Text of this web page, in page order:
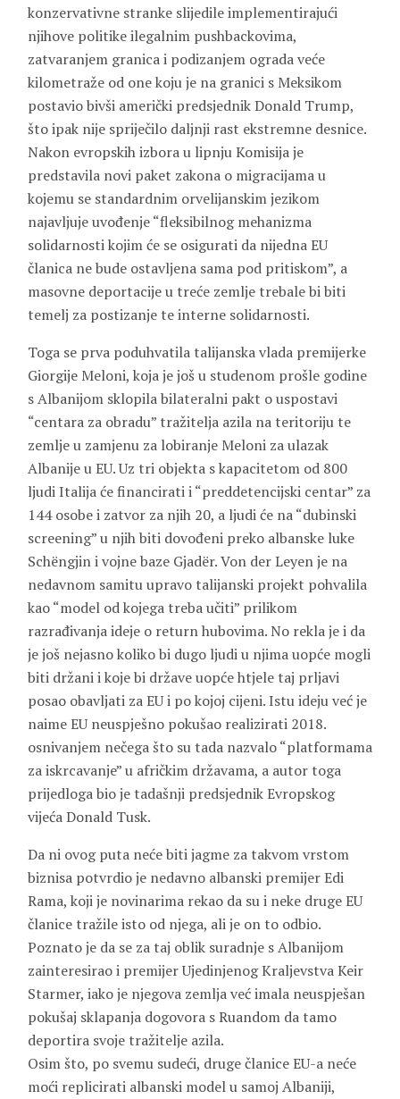
konzervativne stranke slijedile implementirajući
njihove politike ilegalnim pushbackovima,
zatvaranjem granica i podizanjem ograda veće
kilometraže od one koju je na granici s Meksikom
postavio bivši američki predsjednik Donald Trump,
što ipak nije spriječilo daljnji rast ekstremne desnice.
Nakon evropskih izbora u lipnju Komisija je
predstavila novi paket zakona o migracijama u
kojemu se standardnim orvelijanskim jezikom
najavljuje uvođenje “fleksibilnog mehanizma
solidarnosti kojim će se osigurati da nijedna EU
članica ne bude ostavljena sama pod pritiskom”, a
masovne deportacije u treće zemlje trebale bi biti
temelj za postizanje te interne solidarnosti.
Toga se prva poduhvatila talijanska vlada premijerke
Giorgije Meloni, koja je još u studenom prošle godine
s Albanijom sklopila bilateralni pakt o uspostavi
“centara za obradu” tražitelja azila na teritoriju te
zemlje u zamjenu za lobiranje Meloni za ulazak
Albanije u EU. Uz tri objekta s kapacitetom od 800
ljudi Italija će financirati i “preddetencijski centar” za
144 osobe i zatvor za njih 20, a ljudi će na “dubinski
screening” u njih biti dovođeni preko albanske luke
Schëngjin i vojne baze Gjadër. Von der Leyen je na
nedavnom samitu upravo talijanski projekt pohvalila
kao “model od kojega treba učiti” prilikom
razrađivanja ideje o return hubovima. No rekla je i da
je još nejasno koliko bi dugo ljudi u njima uopće mogli
biti držani i koje bi države uopće htjele taj prljavi
posao obavljati za EU i po kojoj cijeni. Istu ideju već je
naime EU neuspješno pokušao realizirati 2018.
osnivanjem nečega što su tada nazvalo “platformama
za iskrcavanje” u afričkim državama, a autor toga
prijedloga bio je tadašnji predsjednik Evropskog
vijeća Donald Tusk.
Da ni ovog puta neće biti jagme za takvom vrstom
biznisa potvrdio je nedavno albanski premijer Edi
Rama, koji je novinarima rekao da su i neke druge EU
članice tražile isto od njega, ali je on to odbio.
Poznato je da se za taj oblik suradnje s Albanijom
zainteresirao i premijer Ujedinjenog Kraljevstva Keir
Starmer, iako je njegova zemlja već imala neuspješan
pokušaj sklapanja dogovora s Ruandom da tamo
deportira svoje tražitelje azila.
Osim što, po svemu sudeći, druge članice EU-a neće
moći replicirati albanski model u samoj Albaniji,